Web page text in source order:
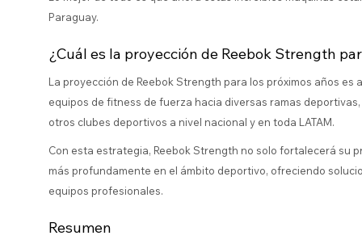
Paraguay.
¿Cuál es la proyección de Reebok Strength
La proyección de Reebok Strength para los próximos años
equipos de fitness de fuerza hacia diversas ramas
otros clubes deportivos a nivel nacional y en toda LATAM.
Con esta estrategia, Reebok Strength no solo fortalecerá su
más profundamente en el ámbito deportivo, ofreciendo
equipos profesionales.
Resumen